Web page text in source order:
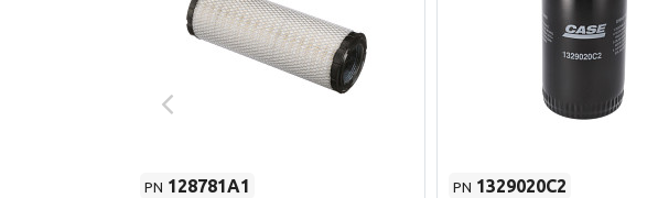
PN 128781A1
PN 1329020C2